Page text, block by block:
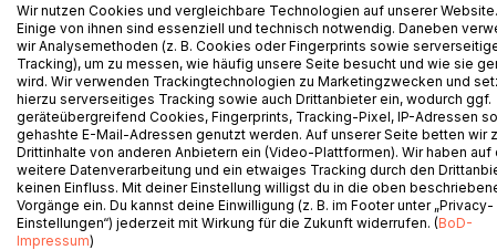
Ein Buch voll mit seltsamen Geschehnissen,
Urlaubsplänen und nächtlichen Begegnungen.
WEITERE TITEL BEI
Wir nutzen Cookies und vergleichbare Technologien auf unserer Website.
Einige von ihnen sind essenziell und technisch notwendig. Daneben
wir Analysemethoden (z. B. Cookies oder Fingerprints sowie
Tracking), um zu messen, wie häufig unsere Seite besucht und wie sie
wird. Wir verwenden Trackingtechnologien zu Marketingzwecken und
hierzu serverseitiges Tracking sowie auch Drittanbieter ein, wodurch ggf.
geräteübergreifend Cookies, Fingerprints, Tracking-Pixel, IP-Adressen
gehashte E-Mail-Adressen genutzt werden. Auf unserer Seite betten wir
Drittinhalte von anderen Anbietern ein (Video-Plattformen). Wir haben auf
weitere Datenverarbeitung und ein etwaiges Tracking durch den
keinen Einfluss. Mit deiner Einstellung willigst du in die oben
Vorgänge ein. Du kannst deine Einwilligung (z. B. im Footer unter „Privacy-
Einstellungen“) jederzeit mit Wirkung für die Zukunft widerrufen. (BoD-
Impressum)